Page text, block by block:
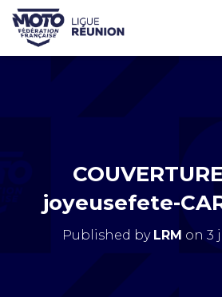
joyeusefete-
Published by LRM on 3